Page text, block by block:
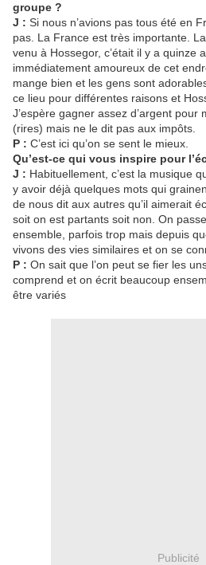
groupe ?
J : Si nous n’avions pas tous été en
pas. La France est très importante.
venu à Hossegor, c’était il y a quinze
immédiatement amoureux de cet
mange bien et les gens sont
ce lieu pour différentes raisons et
J’espère gagner assez d’argent pour
(rires) mais ne le dit pas aux impôts.
P : C’est ici qu’on se sent le mieux.
Qu’est-ce qui vous inspire pour
J : Habituellement, c’est la musique
y avoir déjà quelques mots qui
de nous dit aux autres qu’il aimerait
soit on est partants soit non. On
ensemble, parfois trop mais depuis
vivons des vies similaires et on se
P : On sait que l’on peut se fier les
comprend et on écrit beaucoup
être variés
Publicité